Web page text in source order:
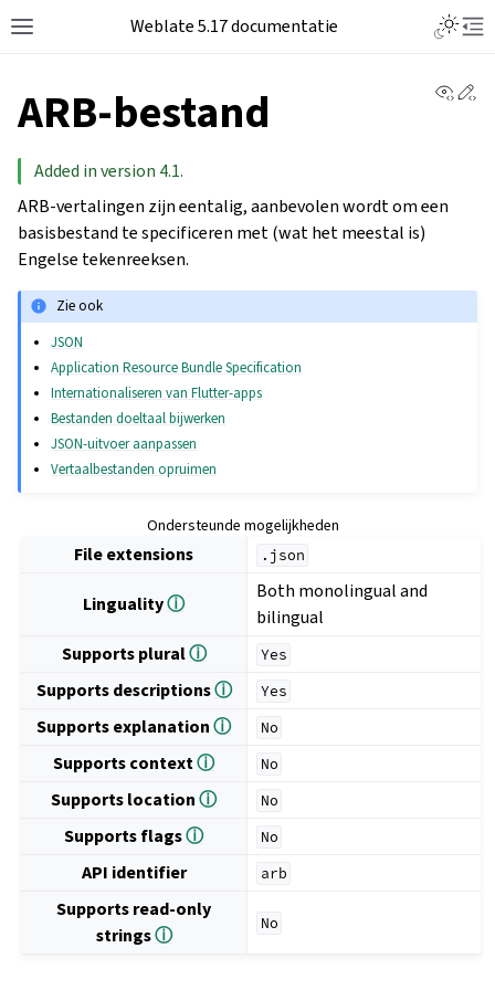
Weblate 5.17 documentatie
ARB-bestand
Added in version 4.1.
ARB-vertalingen zijn eentalig, aanbevolen wordt om een
basisbestand te specificeren met (wat het meestal is)
Engelse tekenreeksen.
Zie ook
JSON
Application Resource Bundle Specification
Internationaliseren van Flutter-apps
Bestanden doeltaal bijwerken
JSON-uitvoer aanpassen
Vertaalbestanden opruimen
Ondersteunde mogelijkheden
File extensions .json
Lingualityⓘ
Both monolingual and
bilingual
Supports pluralⓘ Yes
Supports descriptionsⓘ Yes
Supports explanationⓘ No
Supports contextⓘ No
Supports locationⓘ No
Supports flagsⓘ No
API identifier arb
Supports read-only
stringsⓘ
No